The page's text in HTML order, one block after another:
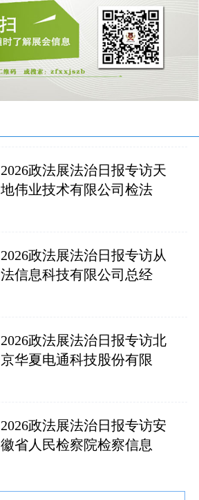
2026政法展法治日报专访天
地伟业技术有限公司检法
2026政法展法治日报专访从
法信息科技有限公司总经
2026政法展法治日报专访北
京华夏电通科技股份有限
2026政法展法治日报专访安
徽省人民检察院检察信息